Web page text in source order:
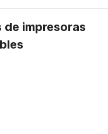
de impresoras